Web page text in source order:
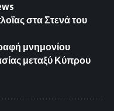
στα Στενά του
μνημονίου
μεταξύ Κύπρου